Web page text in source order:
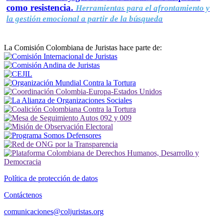
como resistencia. Herramientas para el afrontamiento y
la gestión emocional a partir de la búsqueda
La Comisión Colombiana de Juristas hace parte de:
Política de protección de datos
Contáctenos
comunicaciones@coljuristas.org